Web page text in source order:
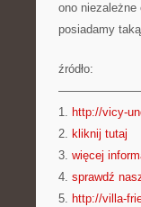
ono
posiadamy
źródło:
1. http://vicy-
2. kliknij tutaj
3. więcej
4. sprawdź
5. http://villa-